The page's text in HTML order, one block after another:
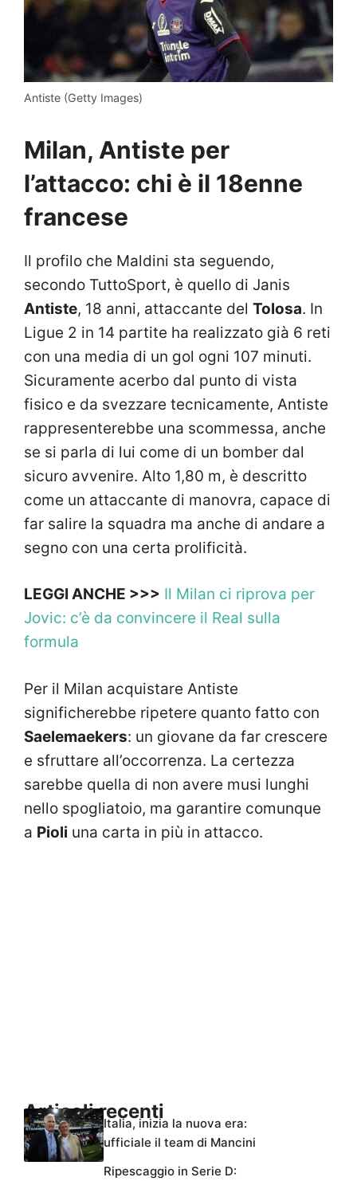
Antiste (Getty Images)
Milan, Antiste per
l’attacco: chi è il 18enne
francese
Il profilo che Maldini sta seguendo,
secondo TuttoSport, è quello di Janis
Antiste, 18 anni, attaccante del Tolosa. In
Ligue 2 in 14 partite ha realizzato già 6 reti
con una media di un gol ogni 107 minuti.
Sicuramente acerbo dal punto di vista
fisico e da svezzare tecnicamente, Antiste
rappresenterebbe una scommessa, anche
se si parla di lui come di un bomber dal
sicuro avvenire. Alto 1,80 m, è descritto
come un attaccante di manovra, capace di
far salire la squadra ma anche di andare a
segno con una certa prolificità.
LEGGI ANCHE >>> Il Milan ci riprova per
Jovic: c’è da convincere il Real sulla
formula
Per il Milan acquistare Antiste
significherebbe ripetere quanto fatto con
Saelemaekers: un giovane da far crescere
e sfruttare all’occorrenza. La certezza
sarebbe quella di non avere musi lunghi
nello spogliatoio, ma garantire comunque
a Pioli una carta in più in attacco.
Articoli recenti
Italia, inizia la nuova era:
ufficiale il team di Mancini
Ripescaggio in Serie D: